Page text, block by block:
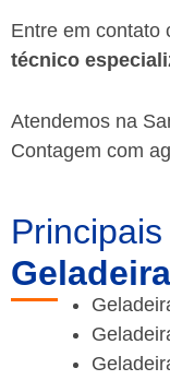
Entre em contato
técnico
Atendemos na
Contagem com
Principais
Geladeira